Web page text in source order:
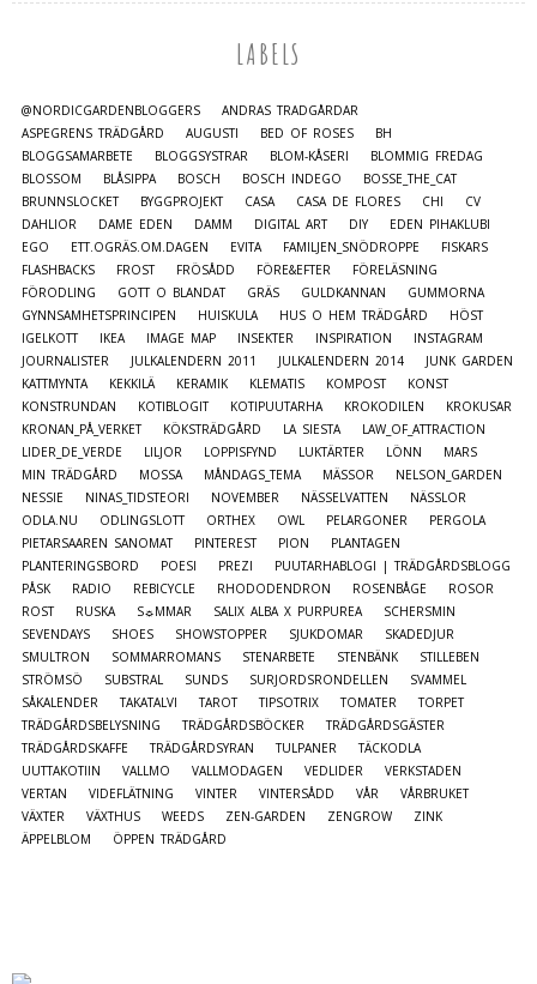
LABELS
@NORDICGARDENBLOGGERS
ANDRAS TRÄDGÅRDAR
ASPEGRENS TRÄDGÅRD
AUGUSTI BED OF ROSES
BH
BLOGGSAMARBETE
BLOGGSYSTRAR BLOM-KÅSERI
BLOMMIG FREDAG
BLOSSOM
BLÅSIPPA BOSCH BOSCH INDEGO
BOSSE_THE_CAT
BRUNNSLOCKET
BYGGPROJEKT CASA CASA DE FLORES CHI
CV
DAHLIOR
DAME EDEN DAMM DIGITAL ART DIY
EDEN PIHAKLUBI
EGO
ETT.OGRÄS.OM.DAGEN EVITA FAMILJEN_SNÖDROPPE
FISKARS
FLASHBACKS
FROST FRÖSÅDD FÖRE&EFTER
FÖRELÄSNING
FÖRODLING
GOTT O BLANDAT GRÄS GULDKANNAN
GUMMORNA
GYNNSAMHETSPRINCIPEN
HUISKULA HUS O HEM TRÄDGÅRD
HÖST
IGELKOTT
IKEA IMAGE MAP INSEKTER INSPIRATION
INSTAGRAM
JOURNALISTER
JULKALENDERN 2011 JULKALENDERN 2014
JUNK GARDEN
KATTMYNTA
KEKKILÄ KERAMIK KLEMATIS KOMPOST
KONST
KONSTRUNDAN
KOTIBLOGIT KOTIPUUTARHA KROKODILEN
KROKUSAR
KRONAN_PÅ_VERKET
KÖKSTRÄDGÅRD LA SIESTA
LAW_OF_ATTRACTION
LIDER_DE_VERDE
LILJOR LOPPISFYND LUKTÄRTER LÖNN
MARS
MIN TRÄDGÅRD
MOSSA MÅNDAGS_TEMA MÄSSOR
NELSON_GARDEN
NESSIE
NINAS_TIDSTEORI NOVEMBER NÄSSELVATTEN
NÄSSLOR
ODLA.NU
ODLINGSLOTT ORTHEX OWL PELARGONER
PERGOLA
PIETARSAAREN SANOMAT
PINTEREST PION
PLANTAGEN
PLANTERINGSBORD
POESI PREZI
PUUTARHABLOGI | TRÄDGÅRDSBLOGG
PÅSK
RADIO REBICYCLE RHODODENDRON ROSENBÅGE
ROSOR
ROST
RUSKA S☼MMAR SALIX ALBA X PURPUREA
SCHERSMIN
SEVENDAYS
SHOES SHOWSTOPPER SJUKDOMAR
SKADEDJUR
SMULTRON
SOMMARROMANS STENARBETE STENBÄNK
STILLEBEN
STRÖMSÖ
SUBSTRAL SUNDS SURJORDSRONDELLEN
SVAMMEL
SÅKALENDER
TAKATALVI TAROT TIPSOTRIX TOMATER
TORPET
TRÄDGÅRDSBELYSNING
TRÄDGÅRDSBÖCKER
TRÄDGÅRDSGÄSTER
TRÄDGÅRDSKAFFE
TRÄDGÅRDSYRAN TULPANER
TÄCKODLA
UUTTAKOTIIN
VALLMO VALLMODAGEN VEDLIDER
VERKSTADEN
VERTAN
VIDEFLÄTNING VINTER VINTERSÅDD VÅR
VÅRBRUKET
VÄXTER
VÄXTHUS WEEDS ZEN-GARDEN ZENGROW
ZINK
ÄPPELBLOM
ÖPPEN TRÄDGÅRD